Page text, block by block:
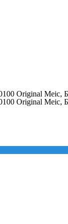
Original Meic,
Original Meic,